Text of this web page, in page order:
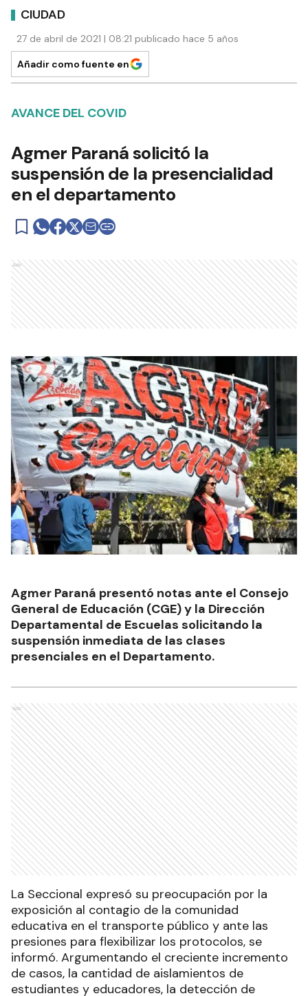
CIUDAD
27 de abril de 2021 | 08:21 publicado hace 5 años
Añadir como fuente en
AVANCE DEL COVID
Agmer Paraná solicitó la
suspensión de la presencialidad
en el departamento
Ads
Agmer Paraná presentó notas ante el Consejo
General de Educación (CGE) y la Dirección
Departamental de Escuelas solicitando la
suspensión inmediata de las clases
presenciales en el Departamento.
Ads
La Seccional expresó su preocupación por la
exposición al contagio de la comunidad
educativa en el transporte público y ante las
presiones para flexibilizar los protocolos, se
informó. Argumentando el creciente incremento
de casos, la cantidad de aislamientos de
estudiantes y educadores, la detección de